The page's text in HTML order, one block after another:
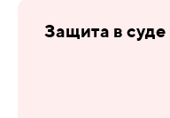
Защита в суде